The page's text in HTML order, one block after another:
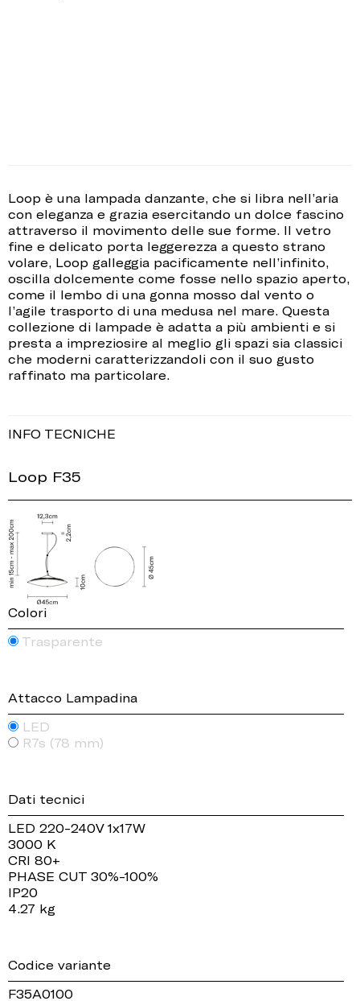
Loop è una lampada danzante, che si libra nell’aria
con eleganza e grazia esercitando un dolce fascino
attraverso il movimento delle sue forme. Il vetro
fine e delicato porta leggerezza a questo strano
volare, Loop galleggia pacificamente nell’infinito,
oscilla dolcemente come fosse nello spazio aperto,
come il lembo di una gonna mosso dal vento o
l’agile trasporto di una medusa nel mare. Questa
collezione di lampade è adatta a più ambienti e si
presta a impreziosire al meglio gli spazi sia classici
che moderni caratterizzandoli con il suo gusto
raffinato ma particolare.
INFO TECNICHE
Loop F35
Colori
Trasparente
Attacco Lampadina
LED
R7s (78 mm)
Dati tecnici
LED 220-240V 1x17W
3000 K
CRI 80+
PHASE CUT 30%-100%
IP20
4.27 kg
Codice variante
F35A0100